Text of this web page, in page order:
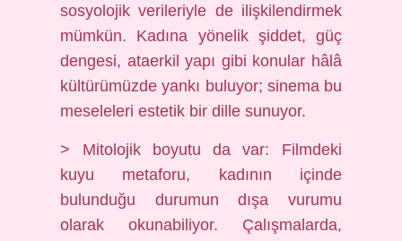
sosyolojik verileriyle de ilişkilendirmek
mümkün. Kadına yönelik şiddet, güç
dengesi, ataerkil yapı gibi konular hâlâ
kültürümüzde yankı buluyor; sinema bu
meseleleri estetik bir dille sunuyor.
> Mitolojik boyutu da var: Filmdeki
kuyu metaforu, kadının içinde
bulunduğu durumun dışa vurumu
olarak okunabiliyor. Çalışmalarda,